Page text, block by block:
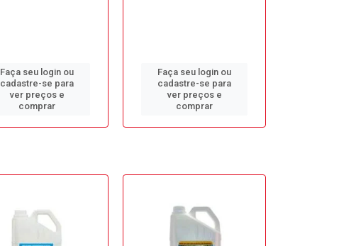
Faça seu login ou
cadastre-se para
ver preços e
comprar
Faça seu login ou
cadastre-se para
ver preços e
comprar